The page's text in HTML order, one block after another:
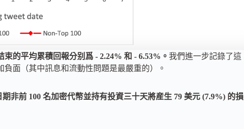
束的平均累積回報分别爲 - 2.24% 和 - 6.53%。 我們進一步記錄了這
面（其中訊息和流動性問題是最嚴重的）。
非前 100 名加密代幣並持有投資三十天將産生 79 美元 (7.9%) 的損